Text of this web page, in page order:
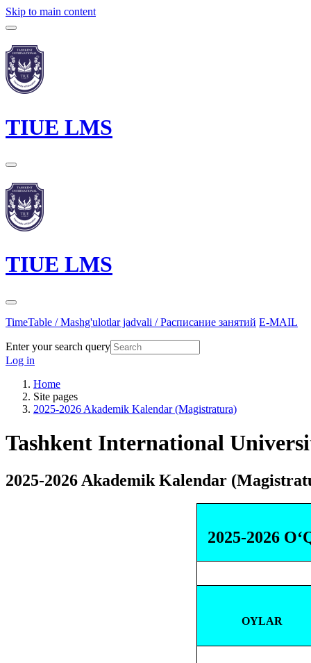
Skip to main content
TIUE LMS
TIUE LMS
TimeTable / Mashg'ulotlar jadvali / Расписание занятий E-MAIL
Enter your search query
Log in
Home
Site pages
2025-2026 Akademik Kalendar (Magistratura)
Tashkent International
2025-2026 Akademik Kalendar
2025-2026 O‘
OYLAR